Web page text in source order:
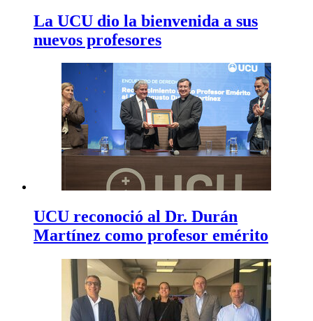
La UCU dio la bienvenida a sus
nuevos profesores
UCU reconoció al Dr. Durán
Martínez como profesor emérito